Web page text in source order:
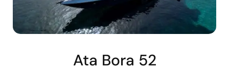
Ata Bora 52